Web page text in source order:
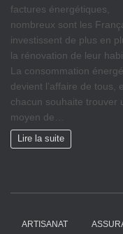
factures énergétiques,
nombreux sont les
investissent de plus en
la rénovation de leur
La consommation
devient l’affaire de tous,
chacun souhaite trouver
moyen de…
Lire la suite
ARTISANAT